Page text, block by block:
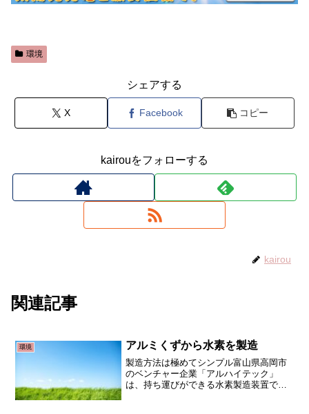
環境
シェアする
X Facebook コピー
kairouをフォローする
kairou
関連記事
環境 アルミくずから水素を製造
製造方法は極めてシンプル富山県高岡市
のベンチャー企業「アルハイテック」
は、持ち運びができる水素製造装置で、